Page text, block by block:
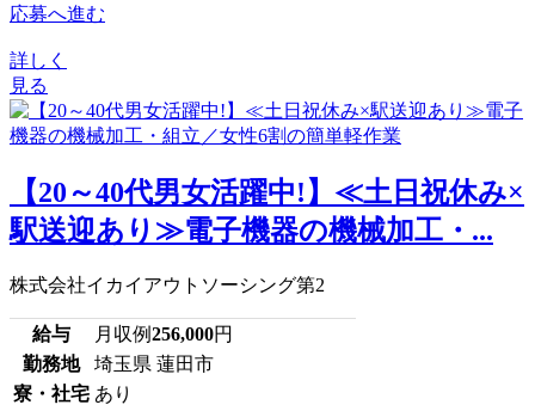
応募へ進む
詳しく
見る
【20～40代男女活躍中!】≪土日祝休み×
駅送迎あり≫電子機器の機械加工・...
株式会社イカイアウトソーシング第2
給与 月収例256,000円
勤務地
埼玉県 蓮田市
寮・社宅 あり